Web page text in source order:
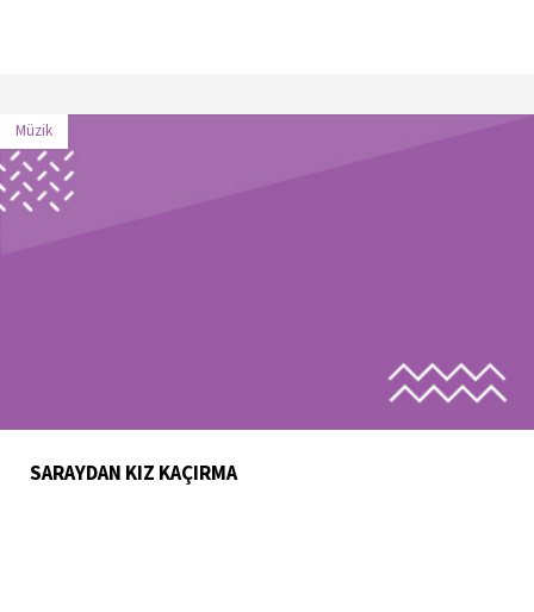
Müzik
SARAYDAN KIZ KAÇIRMA